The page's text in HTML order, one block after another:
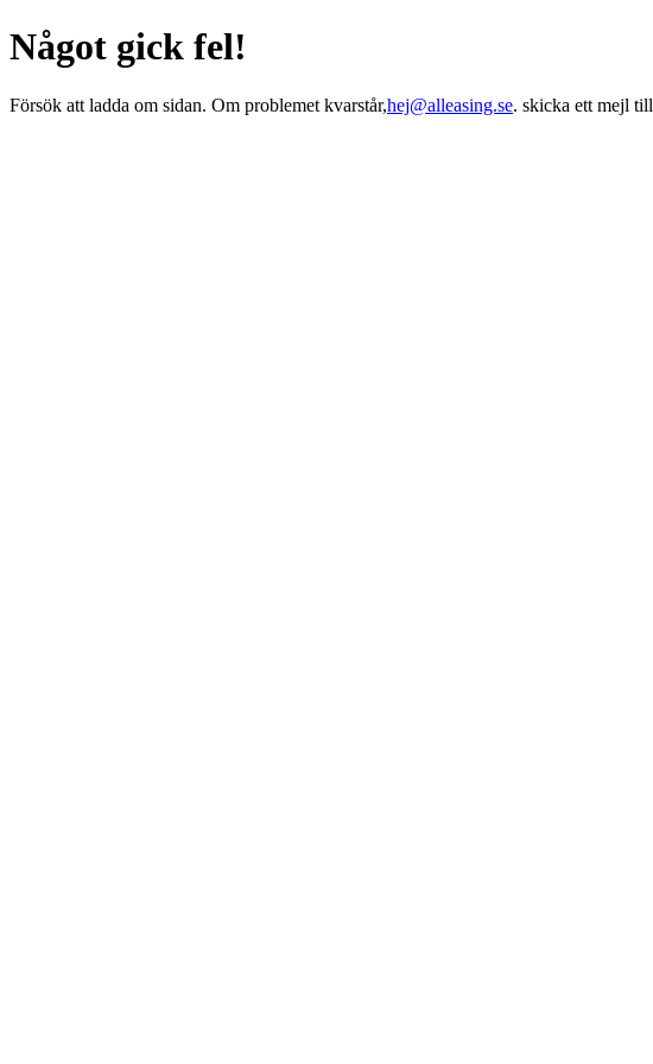
Något gick fel!
Försök att ladda om sidan. Om problemet kvarstår,hej@alleasing.se. skicka ett mejl till